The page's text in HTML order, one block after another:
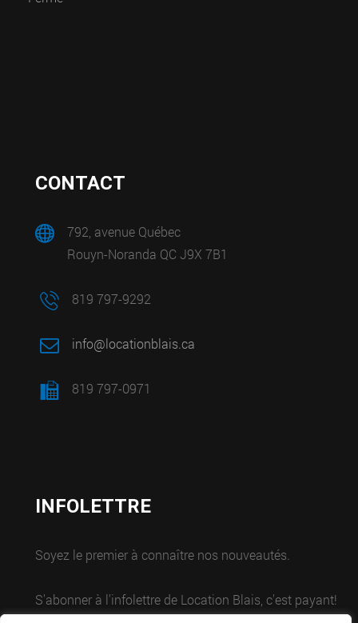
CONTACT
792, avenue Québec
Rouyn-Noranda QC J9X 7B1
819 797-9292
info@locationblais.ca
819 797-0971
INFOLETTRE
Soyez le premier à connaître nos nouveautés.
S'abonner à l'infolettre de Location Blais, c'est payant!